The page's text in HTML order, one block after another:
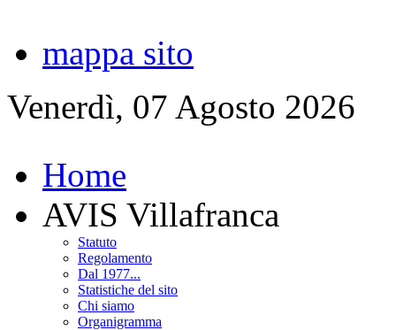
mappa sito
Venerdì, 07 Agosto 2026
Home
AVIS Villafranca
Statuto
Regolamento
Dal 1977...
Statistiche del sito
Chi siamo
Organigramma